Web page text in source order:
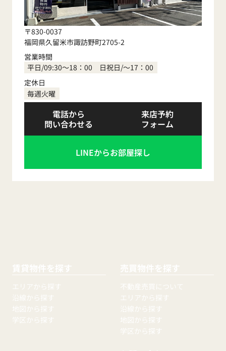
〒830-0037
福岡県久留米市諏訪野町2705-2
営業時間
平日/09:30～18：00 日祝日/～17：00
定休日
毎週火曜
電話から
問い合わせる
来店予約
フォーム
LINEからお部屋探し
賃貸物件を探す
エリアから探す
沿線から探す
地図から探す
学区から探す
売買物件を探す
不動産売買について
エリアから探す
沿線から探す
地図から探す
学区から探す